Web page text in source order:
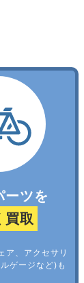
ーツを
買取
ア、アクセサリ
ゲージなど)も